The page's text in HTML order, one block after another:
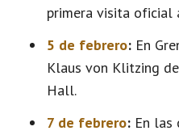
primera visita oficial
5 de febrero: En
Klaus von Klitzing
Hall.
7 de febrero: En las